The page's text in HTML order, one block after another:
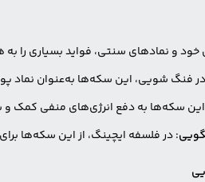
و نمادهای سنتی، فواید بسیاری را به
فنگ شویی، این سکه‌ها به‌عنوان نماد
سکه‌ها به دفع انرژی‌های منفی کمک
: در فلسفه ایچینگ، از این سکه‌ها